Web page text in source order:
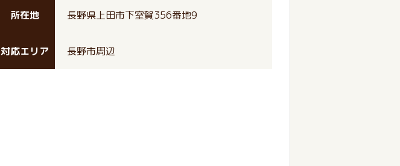
所在地 長野県上田市下室賀356番地9
対応エリア 長野市周辺